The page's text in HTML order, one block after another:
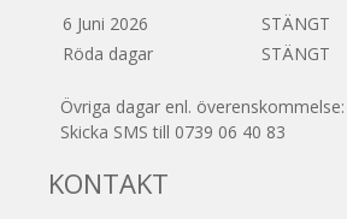
6 Juni 2026
STÄNGT
Röda dagar
STÄNGT
Övriga dagar enl. överenskommelse:
Skicka SMS till 0739 06 40 83
KONTAKT